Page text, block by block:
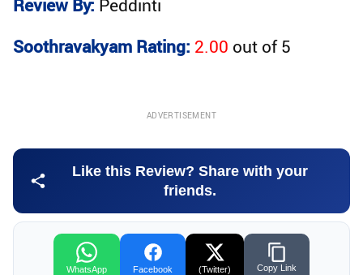
Soothravakyam Rating: 2.00 out of5
ADVERTISEMENT
Like this Review? Share with your
friends.
WhatsApp Facebook (Twitter) Copy Link